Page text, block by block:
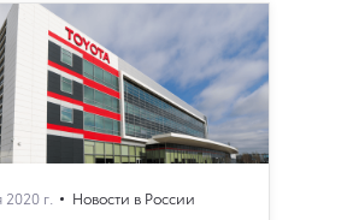
г. Новости в России